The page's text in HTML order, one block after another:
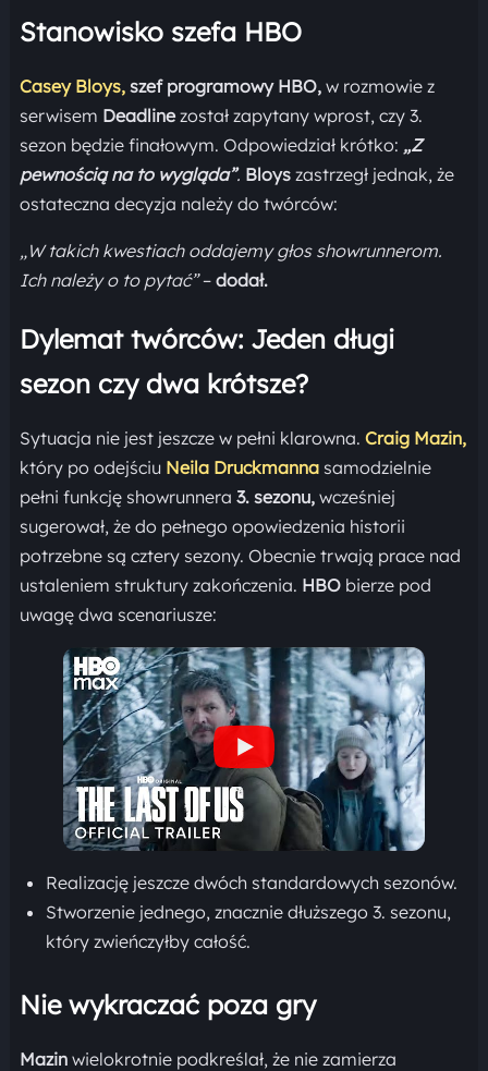
Stanowisko szefa HBO
Casey Bloys,szef programowy HBO, w rozmowie z
serwisem Deadlinezostał zapytany wprost, czy 3.
sezon będzie finałowym. Odpowiedział krótko: „Z
pewnością na to wygląda”. Bloys zastrzegł jednak, że
ostateczna decyzja należy do twórców:
„W takich kwestiach oddajemy głos showrunnerom.
Ich należy o to pytać”– dodał.
Dylemat twórców: Jeden długi
sezon czy dwa krótsze?
Sytuacja nie jest jeszcze w pełni klarowna. Craig Mazin,
który po odejściu Neila Druckmannasamodzielnie
pełni funkcję showrunnera 3. sezonu, wcześniej
sugerował, że do pełnego opowiedzenia historii
potrzebne są cztery sezony. Obecnie trwają prace nad
ustaleniem struktury zakończenia. HBObierze pod
uwagę dwa scenariusze:
Realizację jeszcze dwóch standardowych sezonów.
Stworzenie jednego, znacznie dłuższego 3. sezonu,
który zwieńczyłby całość.
Nie wykraczać poza gry
Mazinwielokrotnie podkreślał, że nie zamierza